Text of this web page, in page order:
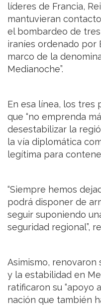
líderes de Francia,
mantuvieran
el bombardeo de
iraníes ordenado por
marco de la
Medianoche”.
En esa línea, los tres
que “no emprenda
desestabilizar la
la vía diplomática
legítima para
“Siempre hemos
podrá disponer de
seguir suponiendo
seguridad regional”,
Asimismo, renovaron
y la estabilidad en
ratificaron su “apoyo
nación que también